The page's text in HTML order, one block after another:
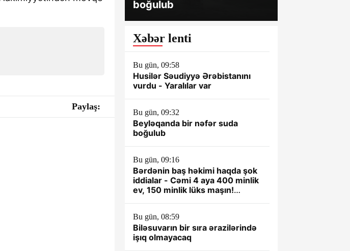
Paylaş:
boğulub
Xəbər lenti
Bu gün, 09:58
Husilər Səudiyyə Ərəbistanını
vurdu - Yaralılar var
Bu gün, 09:32
Beyləqanda bir nəfər suda
boğulub
Bu gün, 09:16
Bərdənin baş həkimi haqda şok
iddialar - Cəmi 4 aya 400 minlik
ev, 150 minlik lüks maşın!
Bu gün, 08:59
Biləsuvarın bir sıra ərazilərində
işıq olmayacaq